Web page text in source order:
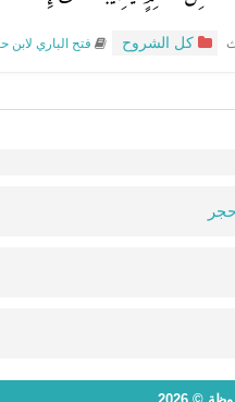
كل الشروح فتح الباري لابن